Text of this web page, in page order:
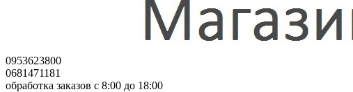
0953623800
0681471181
обработка заказов с 8:00 до 18:00